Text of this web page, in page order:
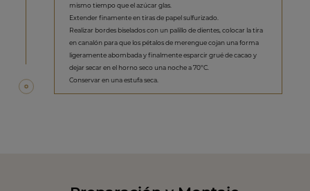
mismo tiempo que el azúcar glas.
Extender finamente en tiras de papel sulfurizado.
Realizar bordes biselados con un palillo de dientes, colocar la tira
en canalón para que los pétalos de merengue cojan una forma
ligeramente abombada y finalmente esparcir grué de cacao y
dejar secar en el horno seco una noche a 70ºC.
Conservar en una estufa seca.